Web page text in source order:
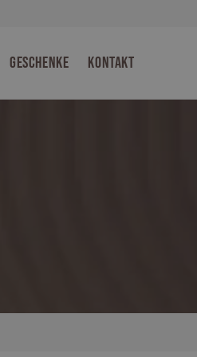
Geschenke Kontakt